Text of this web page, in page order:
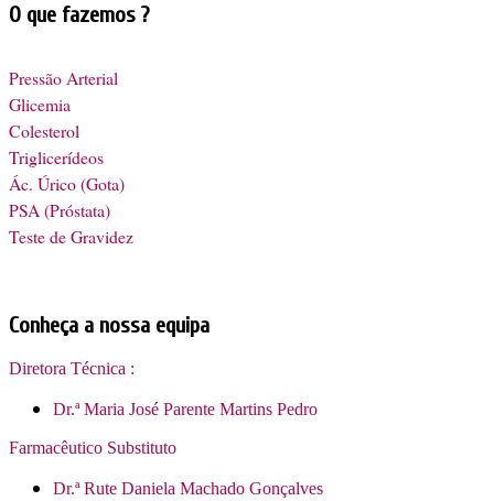
O que fazemos ?
Pressão Arterial
Glicemia
Colesterol
Triglicerídeos
Ác. Úrico (Gota)
PSA (Próstata)
Teste de Gravidez
Conheça a nossa equipa
Diretora Técnica :
Dr.ª Maria José Parente Martins Pedro
Farmacêutico Substituto
Dr.ª Rute Daniela Machado Gonçalves